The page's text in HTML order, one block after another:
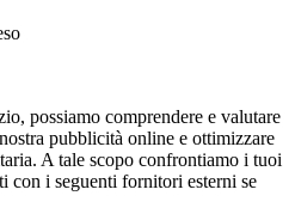
possiamo comprendere e valutare
pubblicità online e ottimizzare
A tale scopo confrontiamo i tuoi
con i seguenti fornitori esterni se